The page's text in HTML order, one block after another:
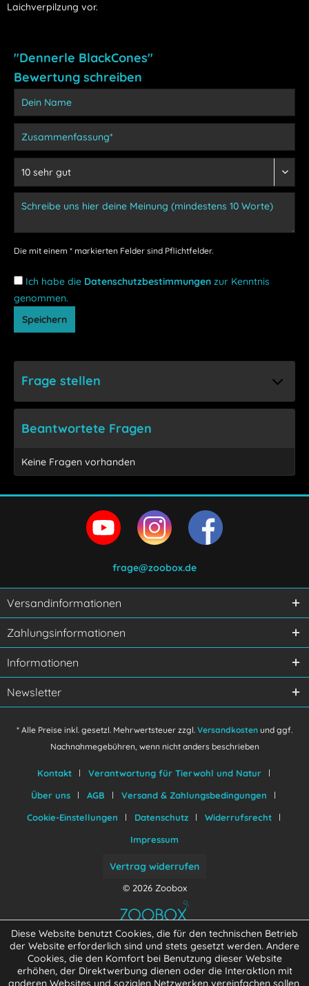
Laichverpilzung vor.
"Dennerle BlackCones"
Bewertung schreiben
Die mit einem * markierten Felder sind Pflichtfelder.
Ich habe die Datenschutzbestimmungen zur Kenntnis
genommen.
Speichern
Frage stellen
Ich habe die
verstanden und stimme zu.
Mit * gekennzeichnete Felder sind Pflichtfelder.
Senden
Beantwortete Fragen
Keine Fragen vorhanden
frage@zoobox.de
Versandinformationen
Zahlungsinformationen
Informationen
Newsletter
* Alle Preise inkl. gesetzl. Mehrwertsteuer zzgl. Versandkosten und ggf.
Nachnahmegebühren, wenn nicht anders beschrieben
Kontakt
Verantwortung für Tierwohl und Natur
Über uns
AGB
Versand & Zahlungsbedingungen
Cookie-Einstellungen
Datenschutz
Widerrufsrecht
Impressum
Vertrag widerrufen
© 2026 Zoobox
Diese Website benutzt Cookies, die für den technischen Betrieb
der Website erforderlich sind und stets gesetzt werden. Andere
Cookies, die den Komfort bei Benutzung dieser Website
erhöhen, der Direktwerbung dienen oder die Interaktion mit
anderen Websites und sozialen Netzwerken vereinfachen sollen,